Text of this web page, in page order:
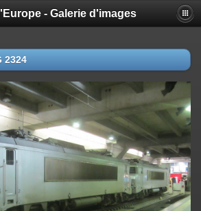
- Galerie d'images
2324